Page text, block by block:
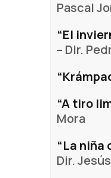
Pascal
“El
– Dir.
“A tiro
Mora
“La niña
Dir.